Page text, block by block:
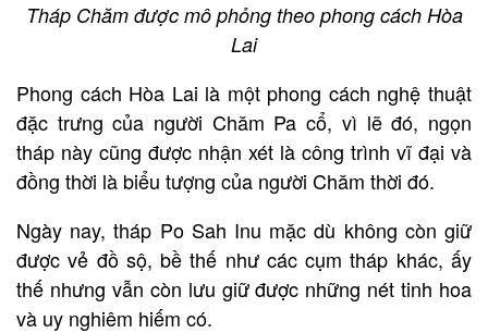
Tháp Chăm được mô phỏng theo phong cách Hòa
Lai
Phong cách Hòa Lai là một phong cách nghệ thuật
đặc trưng của người Chăm Pa cổ, vì lẽ đó, ngọn
tháp này cũng được nhận xét là công trình vĩ đại và
đồng thời là biểu tượng của người Chăm thời đó.
Ngày nay, tháp Po Sah Inu mặc dù không còn giữ
được vẻ đồ sộ, bề thế như các cụm tháp khác, ấy
thế nhưng vẫn còn lưu giữ được những nét tinh hoa
và uy nghiêm hiếm có.